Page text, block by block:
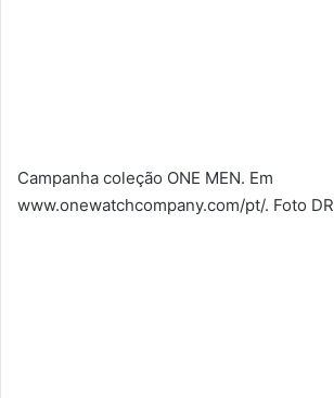
Campanha coleção ONE MEN. Em
www.onewatchcompany.com/pt/. Foto DR